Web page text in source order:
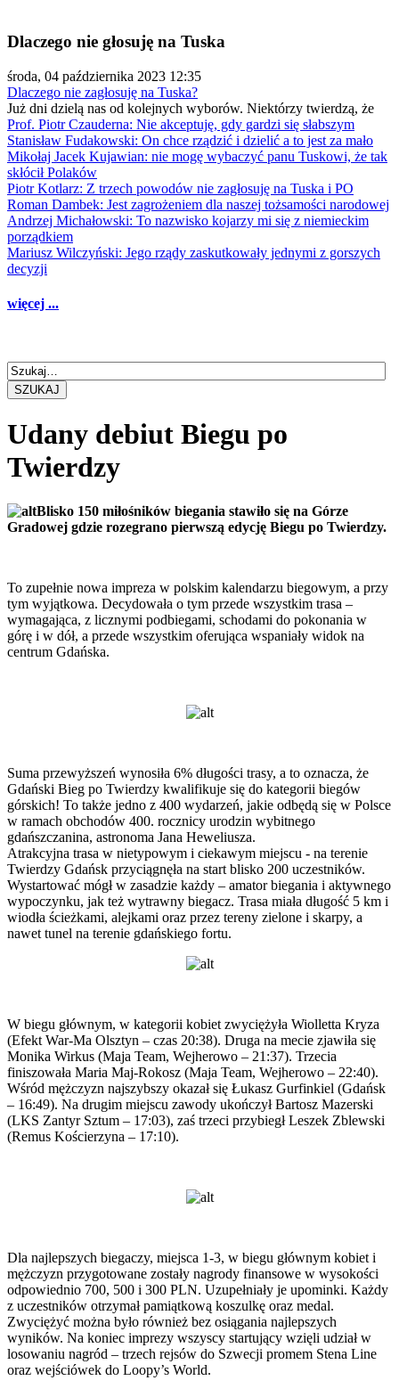
Dlaczego nie głosuję na Tuska
środa, 04 października 2023 12:35
Dlaczego nie zagłosuję na Tuska?
Już dni dzielą nas od kolejnych wyborów. Niektórzy twierdzą, że
Prof. Piotr Czauderna: Nie akceptuję, gdy gardzi się słabszym
Stanisław Fudakowski: On chce rządzić i dzielić a to jest za mało
Mikołaj Jacek Kujawian: nie mogę wybaczyć panu Tuskowi, że tak
skłócił Polaków
Piotr Kotlarz: Z trzech powodów nie zagłosuję na Tuska i PO
Roman Dambek: Jest zagrożeniem dla naszej tożsamości narodowej
Andrzej Michałowski: To nazwisko kojarzy mi się z niemieckim
porządkiem
Mariusz Wilczyński: Jego rządy zaskutkowały jednymi z gorszych
decyzji
więcej ...
SZUKAJ
Udany debiut Biegu po
Twierdzy
Blisko 150 miłośników biegania stawiło się na Górze
Gradowej gdzie rozegrano pierwszą edycję Biegu po Twierdzy.
To zupełnie nowa impreza w polskim kalendarzu biegowym, a przy
tym wyjątkowa. Decydowała o tym przede wszystkim trasa –
wymagająca, z licznymi podbiegami, schodami do pokonania w
górę i w dół, a przede wszystkim oferująca wspaniały widok na
centrum Gdańska.
Suma przewyższeń wynosiła 6% długości trasy, a to oznacza, że
Gdański Bieg po Twierdzy kwalifikuje się do kategorii biegów
górskich! To także jedno z 400 wydarzeń, jakie odbędą się w Polsce
w ramach obchodów 400. rocznicy urodzin wybitnego
gdańszczanina, astronoma Jana Heweliusza.
Atrakcyjna trasa w nietypowym i ciekawym miejscu - na terenie
Twierdzy Gdańsk przyciągnęła na start blisko 200 uczestników.
Wystartować mógł w zasadzie każdy – amator biegania i aktywnego
wypoczynku, jak też wytrawny biegacz. Trasa miała długość 5 km i
wiodła ścieżkami, alejkami oraz przez tereny zielone i skarpy, a
nawet tunel na terenie gdańskiego fortu.
W biegu głównym, w kategorii kobiet zwyciężyła Wiolletta Kryza
(Efekt War-Ma Olsztyn – czas 20:38). Druga na mecie zjawiła się
Monika Wirkus (Maja Team, Wejherowo – 21:37). Trzecia
finiszowała Maria Maj-Rokosz (Maja Team, Wejherowo – 22:40).
Wśród mężczyzn najszybszy okazał się Łukasz Gurfinkiel (Gdańsk
– 16:49). Na drugim miejscu zawody ukończył Bartosz Mazerski
(LKS Zantyr Sztum – 17:03), zaś trzeci przybiegł Leszek Zblewski
(Remus Kościerzyna – 17:10).
Dla najlepszych biegaczy, miejsca 1-3, w biegu głównym kobiet i
mężczyzn przygotowane zostały nagrody finansowe w wysokości
odpowiednio 700, 500 i 300 PLN. Uzupełniały je upominki. Każdy
z uczestników otrzymał pamiątkową koszulkę oraz medal.
Zwyciężyć można było również bez osiągania najlepszych
wyników. Na koniec imprezy wszyscy startujący wzięli udział w
losowaniu nagród – trzech rejsów do Szwecji promem Stena Line
oraz wejściówek do Loopy’s World.